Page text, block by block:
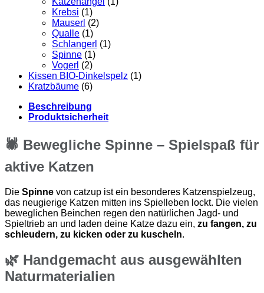
Krebsi (1)
Mauserl (2)
Qualle (1)
Schlangerl (1)
Spinne (1)
Vogerl (2)
Kissen BIO-Dinkelspelz (1)
Kratzbäume (6)
Beschreibung
Produktsicherheit
🕷️ Bewegliche Spinne – Spielspaß für
aktive Katzen
Die Spinne von catzup ist ein besonderes Katzenspielzeug,
das neugierige Katzen mitten ins Spielleben lockt. Die vielen
beweglichen Beinchen regen den natürlichen Jagd- und
Spieltrieb an und laden deine Katze dazu ein, zu fangen, zu
schleudern, zu kicken oder zu kuscheln.
🌿 Handgemacht aus ausgewählten
Naturmaterialien